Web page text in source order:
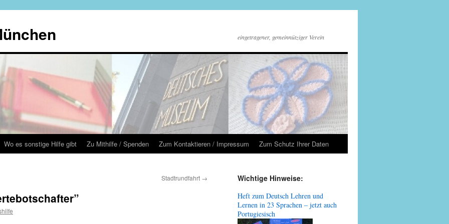
eingetragener, gemeinnütziger Verein
Wo es sonstige Hilfe gibt Zu Mithilfe / Spenden Zum Kontaktieren / Impressum Zum Schutz Ihrer Daten
Stadtrundfahrt → Wichtige Hinweise:
Heft zum Deutsch Lehren und
Lernen in 23 Sprachen – jetzt auch
Portugiesisch